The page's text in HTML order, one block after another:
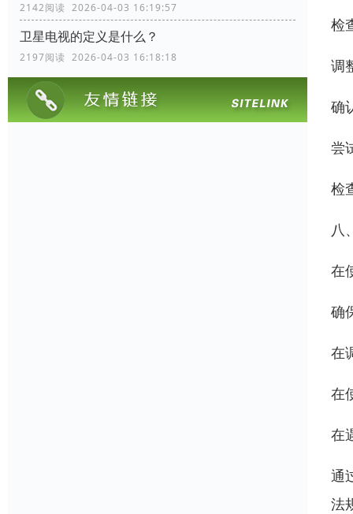
2142阅读 2026-04-03 16:19:57
卫星电视的定义是什么？
2197阅读 2026-04-03 16:18:18
检
调
确
尝
检
八
在
确
在
在
在
通
法